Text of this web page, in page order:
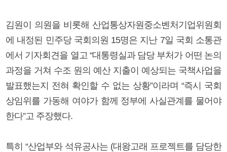
김원이 의원을 비롯해 산업통상자원중소벤처기업위원회
에 내정된 민주당 국회의원 15명은 지난 7일 국회 소통관
에서 기자회견을 열고 “대통령실과 담당 부처가 어떤 논의
과정을 거쳐 수조 원의 예산 지출이 예상되는 국책사업을
발표했는지 전혀 확인할 수 없는 상황”이라며 “즉시 국회
상임위를 가동해 여야가 함께 정부에 사실관계를 물어야
한다”고 주장했다.
특히 “산업부와 석유공사는 (대왕고래 프로젝트를 담당한